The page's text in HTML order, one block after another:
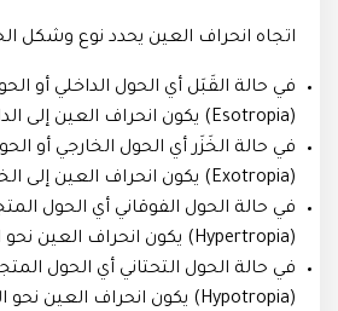
اتجاه انحراف العين يحدد نوع وشكل
في حالة القَبَل أي الحول الداخلي أو
(Esotropia) يكون انحراف العين إلى الداخل باتجاه الأنف.
في حالة الخَزَر أي الحول الخارجي أو
(Exotropia) يكون انحراف العين إلى الخارج باتجاه الأذن.
في حالة الحول الفوقاني أي الحول
(Hypertropia) يكون انحراف العين نحو الأعلى.
في حالة الحول التحتاني أي الحول
(Hypotropia) يكون انحراف العين نحو الأسفل.